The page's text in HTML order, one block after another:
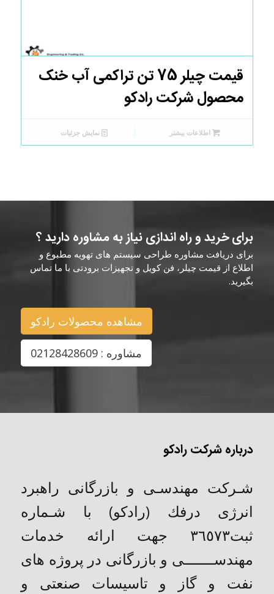
5.00
قیمت چیلر 75 تن تراکمی آب خنک
محصول شرکت رادکو
اطلاعات بیشتر نمایش جزئیات
برای خرید و راه اندازی نیاز به مشاوره دارید ؟
برای دریافت مشاوره طراحی سیستم های تهویه مطبوع و
اطلاع از قیمت چیلر، فن کویل و تجهیزات برودتی با ما تماس
بگیرید.
مشاهده محصولات رادکو
مشاوره : 02128428609
درباره شرکت رادکو
شـركت مهندسـی و بازرگانی راهبرد
انرژی درفك (رادکو) با شـماره
ثبت٣٦٥٧٣ جهت ارائه خدمات
مهندســـــــی و بازرگانی در پروژه های
نفت و گاز و تاسیسات صنعتی و